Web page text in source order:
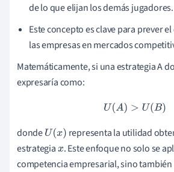
de lo que elijan los demás jugadores.
Este concepto es clave para prever
las empresas en mercados
Matemáticamente, si una estrategia A
expresaría como:
U(A )>U(B)
dondeU(x)
representa la utilidad
estrategiax . Este enfoque no solo se
competencia empresarial, sino también